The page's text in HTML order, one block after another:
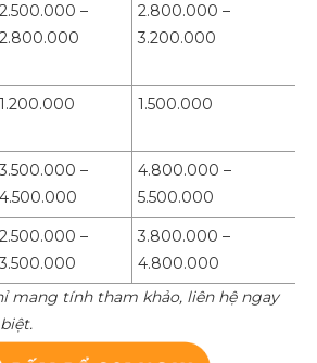
2.500.000 –
2.800.000
2.800.000 –
3.200.000
1.200.000 1.500.000
3.500.000 –
4.500.000
4.800.000 –
5.500.000
2.500.000 –
3.500.000
3.800.000 –
4.800.000
mang tính tham khảo, liên hệ ngay